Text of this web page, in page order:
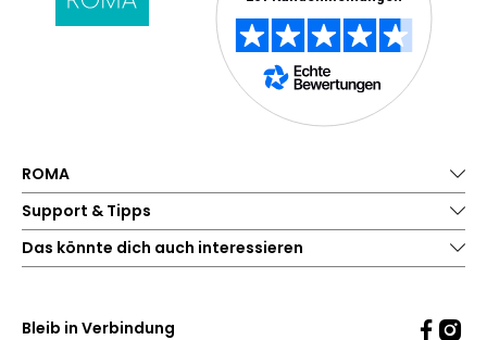
ROMA
Support & Tipps
Das könnte dich auch interessieren
Bleib in Verbindung